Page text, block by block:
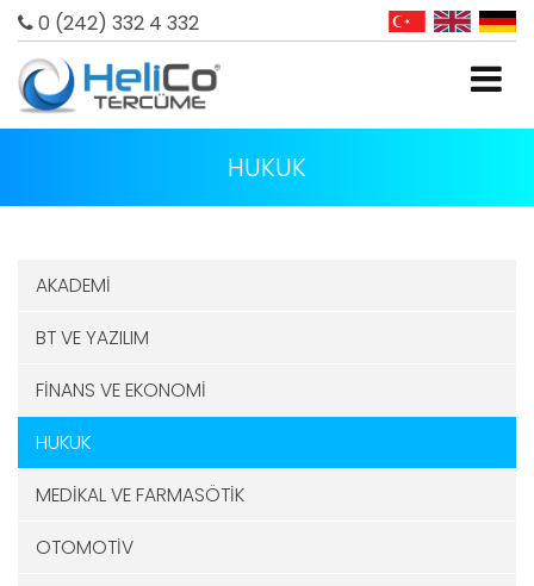
0 (242) 332 4 332
HUKUK
AKADEMİ
BT VE YAZILIM
FİNANS VE EKONOMİ
HUKUK
MEDİKAL VE FARMASÖTİK
OTOMOTİV